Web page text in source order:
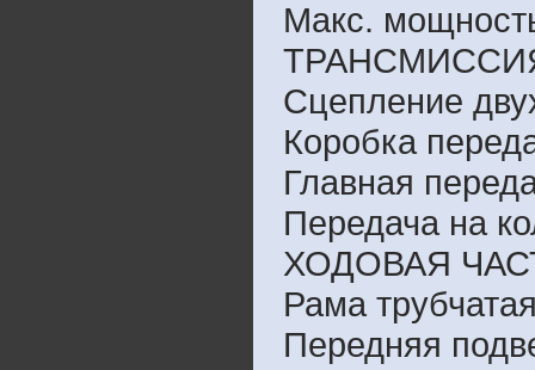
Макс.
Сцепление
Коробка
Главная
Передача на
ХОДОВАЯ
Рама
Передняя